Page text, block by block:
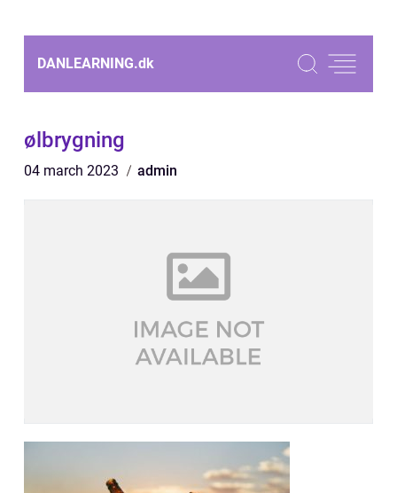
DANLEARNING.dk
ølbrygning
04 march 2023 admin